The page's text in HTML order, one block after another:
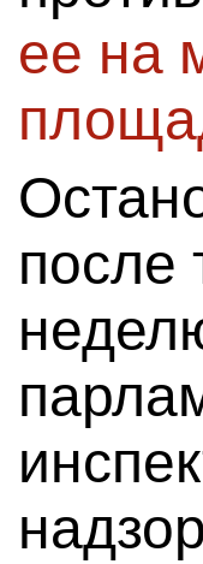
ее на
после